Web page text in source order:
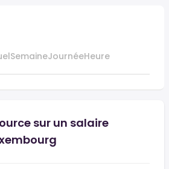
SemaineJournéeHeure
sur un salaire